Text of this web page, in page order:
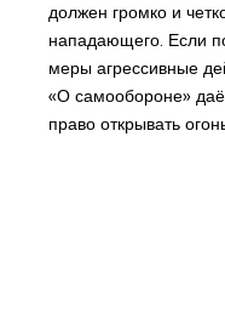
должен громко и
нападающего. Если
меры агрессивные
«О самообороне»
право открывать